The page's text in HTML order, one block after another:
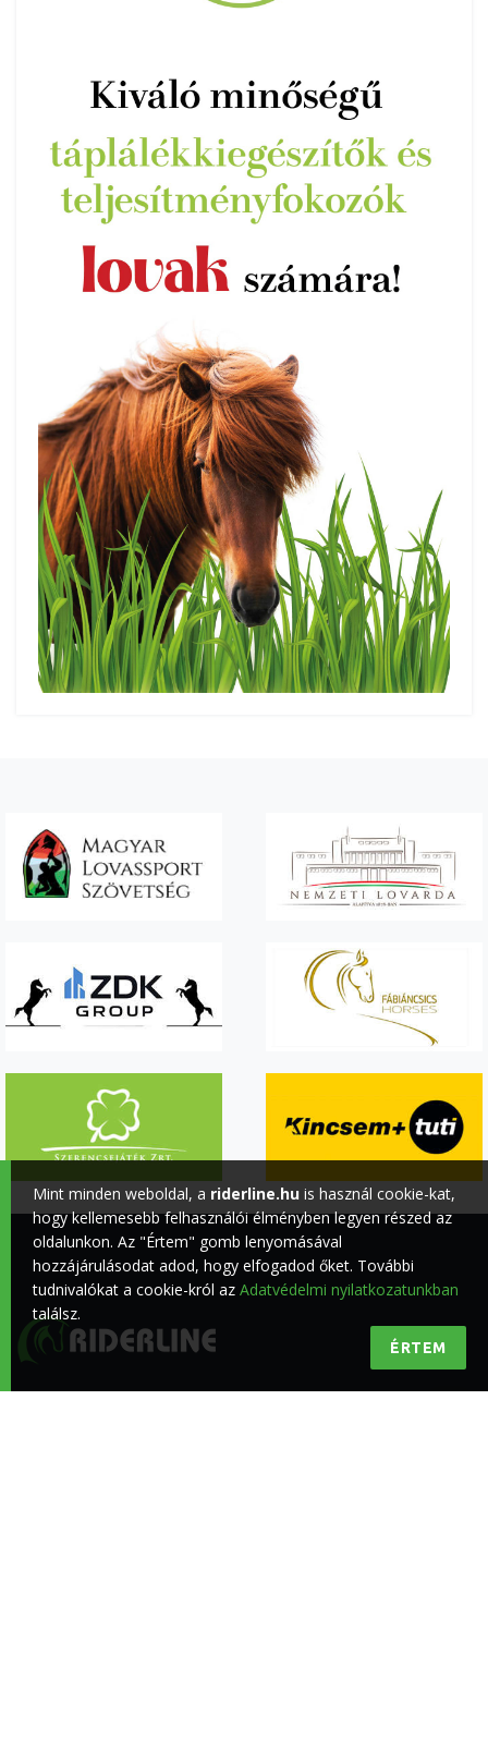
Mint minden weboldal, a riderline.hu is használ cookie-kat,
hogy kellemesebb felhasználói élményben legyen részed az
oldalunkon. Az "Értem" gomb lenyomásával
hozzájárulásodat adod, hogy elfogadod őket. További
tudnivalókat a cookie-król az Adatvédelmi nyilatkozatunkban
találsz.
ÉRTEM